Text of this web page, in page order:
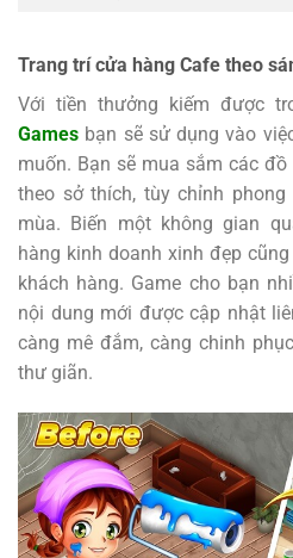
Trang trí cửa hàng Cafe theo
Với tiền thưởng kiếm được
Games bạn sẽ sử dụng vào
muốn. Bạn sẽ mua sắm các
theo sở thích, tùy chỉnh
mùa. Biến một không gian
hàng kinh doanh xinh đẹp
khách hàng. Game cho bạn
nội dung mới được cập nhật
càng mê đắm, càng chinh
thư giãn.